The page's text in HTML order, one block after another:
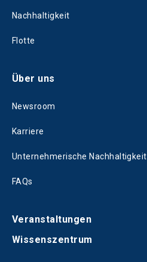
Nachhaltigkeit
Flotte
Über uns
Newsroom
Karriere
Unternehmerische Nachhaltigkeit
FAQs
Veranstaltungen
Wissenszentrum